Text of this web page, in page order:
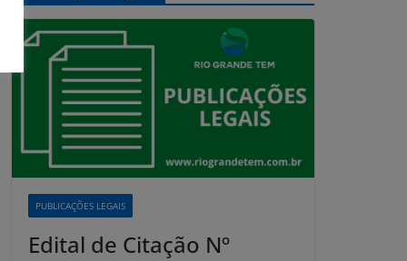
PUBLICAÇÕES LEGAIS
Edital de Citação Nº